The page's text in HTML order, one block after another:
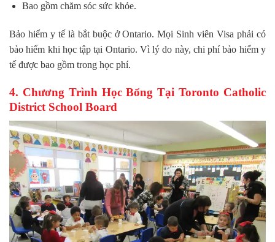
Bao gồm chăm sóc sức khỏe.
Bảo hiểm y tế là bắt buộc ở Ontario. Mọi Sinh viên Visa phải có
bảo hiểm khi học tập tại Ontario. Vì lý do này, chi phí bảo hiểm y
tế được bao gồm trong học phí.
4. Chương Trình Học Bổng Tại Toronto Catholic
District School Board